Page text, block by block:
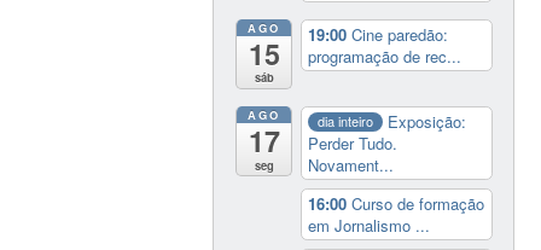
AGO
15
sáb
19:00Cine paredão:
programação de rec...
AGO
17
seg
dia inteiro
Exposição:
Perder Tudo.
Novament...
16:00Curso de formação
em Jornalismo ...